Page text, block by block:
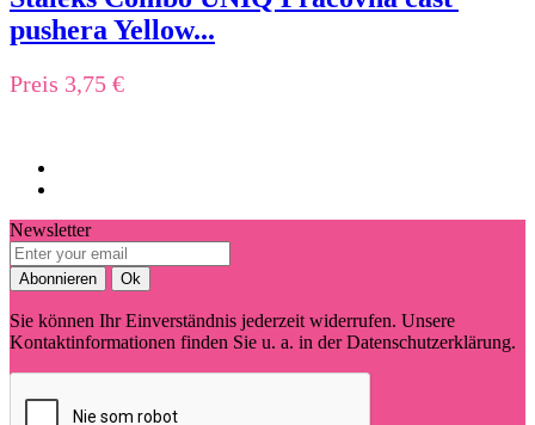
pushera Yellow...
Preis 3,75 €
Newsletter
Sie können Ihr Einverständnis jederzeit widerrufen. Unsere
Kontaktinformationen finden Sie u. a. in der Datenschutzerklärung.